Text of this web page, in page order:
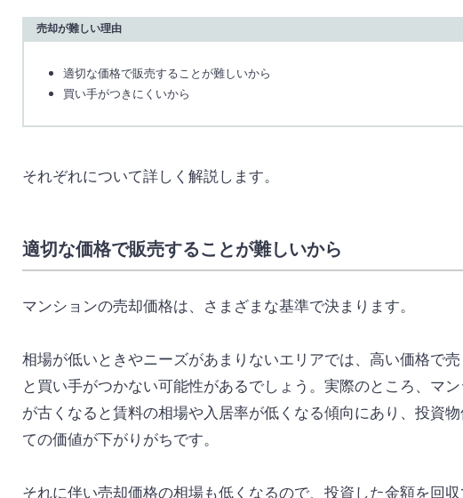
売却が難しい理由
適切な価格で販売することが難しいから
買い手がつきにくいから
それぞれについて詳しく解説します。
適切な価格で販売することが難しいから
マンションの売却価格は、さまざまな基準で決まります。
相場が低いときやニーズがあまりないエリアでは、高い価格で
と買い手がつかない可能性があるでしょう。実際のところ、マ
が古くなると賃料の相場や入居率が低くなる傾向にあり、投資
ての価値が下がりがちです。
それに伴い売却価格の相場も低くなるので、投資した金額を回